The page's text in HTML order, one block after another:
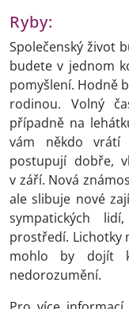
Ryby:
Společenský život
budete v jednom
pomyšlení. Hodně
rodinou. Volný
případně na
vám někdo vrátí
postupují dobře,
v září. Nová
ale slibuje nové
sympatických
prostředí. Lichotky
mohlo by dojít
nedorozumění.